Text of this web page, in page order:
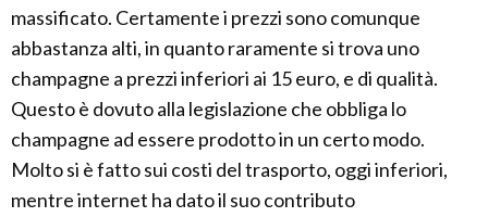
massificato. Certamente i prezzi sono comunque
abbastanza alti, in quanto raramente si trova uno
champagne a prezzi inferiori ai 15 euro, e di qualità.
Questo è dovuto alla legislazione che obbliga lo
champagne ad essere prodotto in un certo modo.
Molto si è fatto sui costi del trasporto, oggi inferiori,
mentre internet ha dato il suo contributo